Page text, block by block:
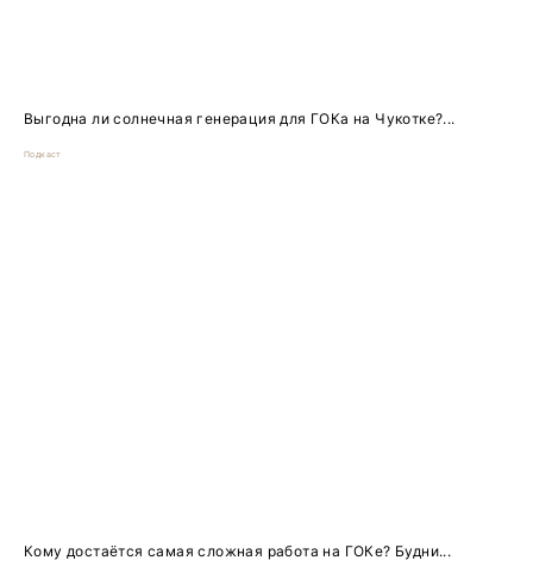
Выгодна ли солнечная генерация для ГОКа на Чукотке?...
Подкаст
Кому достаётся самая сложная работа на ГОКе? Будни...